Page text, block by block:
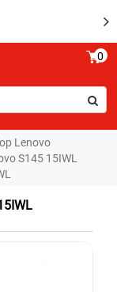
0
Lenovo
S145 15IWL